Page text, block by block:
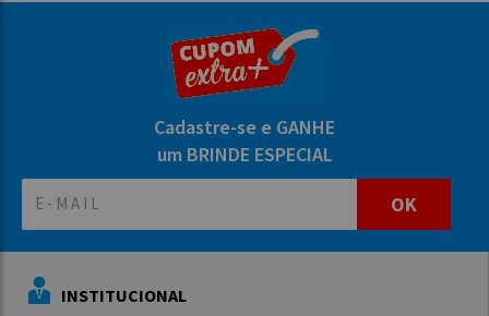
Cadastre-se e GANHE
um BRINDE ESPECIAL
OK
INSTITUCIONAL